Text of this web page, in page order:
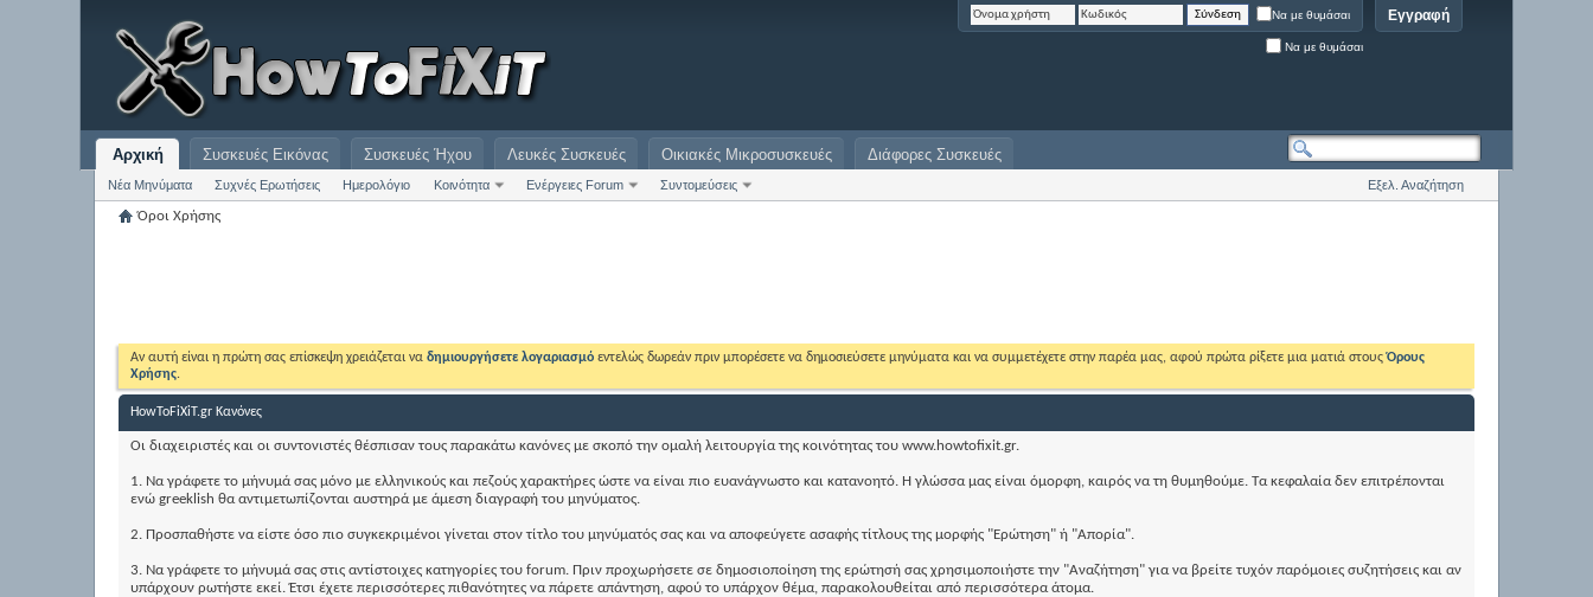
Εγγραφή
Να με θυμάσαι
Να με θυμάσαι
Αρχική
Νέα Μηνύματα Συχνές Ερωτήσεις Ημερολόγιο Κοινότητα Ενέργειες Forum Συντομεύσεις
Συσκευές Εικόνας Συσκευές Ήχου Λευκές Συσκευές Οικιακές Μικροσυσκευές Διάφορες Συσκευές
Εξελ. Αναζήτηση
Όροι Χρήσης
Αν αυτή είναι η πρώτη σας επίσκεψη χρειάζεται ναδημιουργήσετε λογαριασμό εντελώς δωρεάν πριν μπορέσετε να δημοσιεύσετε μηνύματα και να συμμετέχετε στην παρέα μας, αφού πρώτα ρίξετε μια ματιά στουςΌρους
Χρήσης.
HowToFiXiT.gr Κανόνες
Οι διαχειριστές και οι συντονιστές θέσπισαν τους παρακάτω κανόνες με σκοπό την ομαλή λειτουργία της κοινότητας του www.howtofixit.gr.
1. Nα γράφετε το μήνυμά σας μόνο με ελληνικούς και πεζούς χαρακτήρες ώστε να είναι πιο ευανάγνωστο και κατανοητό. Η γλώσσα μας είναι όμορφη, καιρός να τη θυμηθούμε. Τα κεφαλαία δεν επιτρέπονται
ενώ greeklish θα αντιμετωπίζονται αυστηρά με άμεση διαγραφή του μηνύματος.
2. Προσπαθήστε να είστε όσο πιο συγκεκριμένοι γίνεται στον τίτλο του μηνύματός σας και να αποφεύγετε ασαφής τίτλους της μορφής "Ερώτηση" ή "Απορία".
3. Να γράφετε το μήνυμά σας στις αντίστοιχες κατηγορίες του forum. Πριν προχωρήσετε σε δημοσιοποίηση της ερώτησή σας χρησιμοποιήστε την "Αναζήτηση" για να βρείτε τυχόν παρόμοιες συζητήσεις και αν
υπάρχουν ρωτήστε εκεί. Έτσι έχετε περισσότερες πιθανότητες να πάρετε απάντηση, αφού το υπάρχον θέμα, παρακολουθείται από περισσότερα άτομα.